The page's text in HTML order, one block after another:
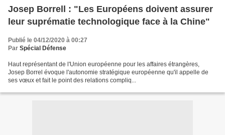
Josep Borrell : "Les Européens doivent assurer
leur suprématie technologique face à la Chine"
Publié le 04/12/2020 à 00:27
Par Spécial Défense
Haut représentant de l'Union européenne pour les affaires étrangères,
Josep Borrel évoque l'autonomie stratégique européenne qu'il appelle de
ses vœux et fait le point des relations compliq...